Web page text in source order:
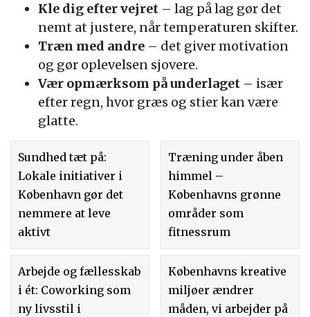
Kle dig efter vejret – lag på lag gør det
nemt at justere, når temperaturen skifter.
Træn med andre – det giver motivation
og gør oplevelsen sjovere.
Vær opmærksom på underlaget – især
efter regn, hvor græs og stier kan være
glatte.
Sundhed tæt på:
Lokale initiativer i
København gør det
nemmere at leve
aktivt
Træning under åben
himmel –
Københavns grønne
områder som
fitnessrum
Arbejde og fællesskab
i ét: Coworking som
ny livsstil i
Københavns kreative
miljøer ændrer
måden, vi arbejder på